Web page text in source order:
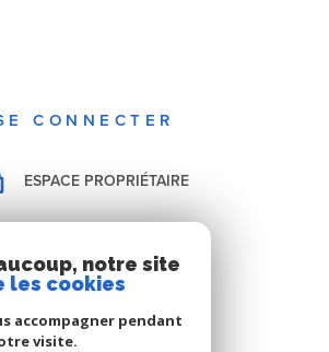
CONNECTER
ESPACE PROPRIÉTAIRE
notre site
les cookies
accompagner pendant
visite.